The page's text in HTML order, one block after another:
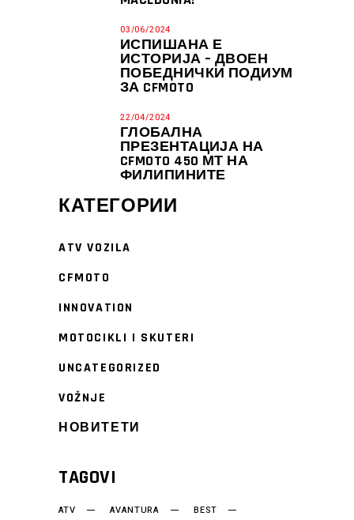
03/06/2024
ИСПИШАНА Е
ИСТОРИЈА – ДВОЕН
ПОБЕДНИЧКИ ПОДИУМ
ЗА CFMOTO
22/04/2024
ГЛОБАЛНА
ПРЕЗЕНТАЦИЈА НА
CFMOTO 450 МТ НА
ФИЛИПИНИТЕ
КАТЕГОРИИ
ATV VOZILA
CFMOTO
INNOVATION
MOTOCIKLI I SKUTERI
UNCATEGORIZED
VOŽNJE
НОВИТЕТИ
TAGOVI
ATV AVANTURA
BEST